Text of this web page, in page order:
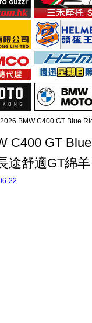
2026 BMW C400 GT Blue
C400 GT
途舒適GT綿
22